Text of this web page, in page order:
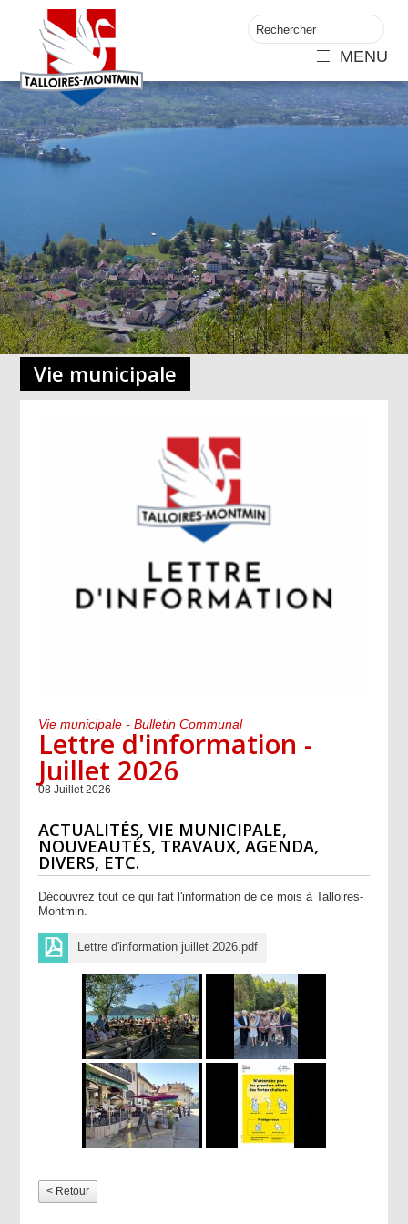
MENU
Vie municipale
Vie municipale - Bulletin Communal
Lettre d'information -
Juillet 2026
08 Juillet 2026
ACTUALITÉS, VIE MUNICIPALE,
NOUVEAUTÉS, TRAVAUX, AGENDA,
DIVERS, ETC.
Découvrez tout ce qui fait l'information de ce mois à Talloires-
Montmin.
Lettre d'information juillet 2026.pdf
< Retour